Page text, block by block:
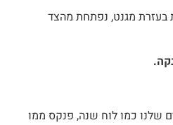
מגנט, נפתחת מהצד
שלנו כמו לוח שנה, פנקס ממו